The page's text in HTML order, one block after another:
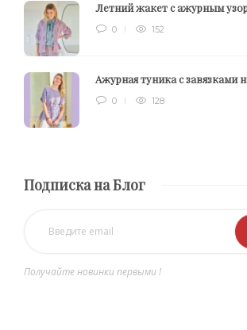
Летний жакет с ажурным
0 152
Ажурная туника с завязками
0 128
Подписка на Блог
Получайте новинки первыми !